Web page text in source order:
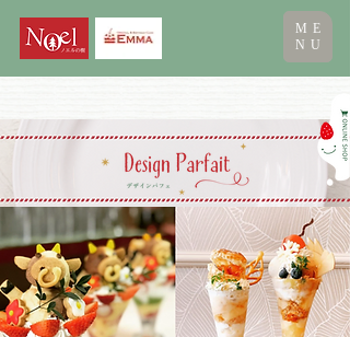
ME
NU